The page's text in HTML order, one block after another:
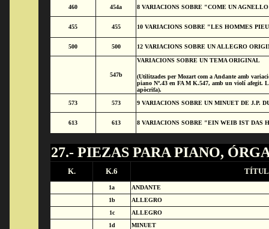
460 454a 8 VARIACIONS SOBRE "COME UN
455 455 10 VARIACIONS SOBRE "LES HOMMES
500 500 12 VARIACIONS SOBRE UN ALLEGRO
547b
VARIACIONS SOBRE UN TEMA ORIGINAL
(Utilitzades per Mozart com a Andante amb
piano Nº.43 en FA M K.547, amb un violí afegit.
apòcrifa).
573
573 9 VARIACIONS SOBRE UN MINUET DE J.P.
613 613 8 VARIACIONS SOBRE "EIN WEIB IST DAS
27.- PIEZAS PARA PIANO,
K. K.6
1a
ANDANTE
1b
ALLEGRO
1c
ALLEGRO
1d
MINUET